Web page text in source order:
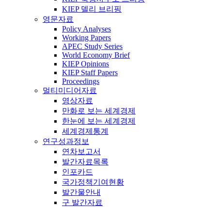
KIEP 델리 브리핑
영문자료
Policy Analyses
Working Papers
APEC Study Series
World Economy Brief
KIEP Opinions
KIEP Staff Papers
Proceedings
멀티미디어자료
영상자료
만화로 보는 세계경제
한눈에 보는 세계경제
세계경제통계
연구성과정보
연차보고서
발간자료목록
인포카드
국가정책기여현황
발간물안내
구 발간자료